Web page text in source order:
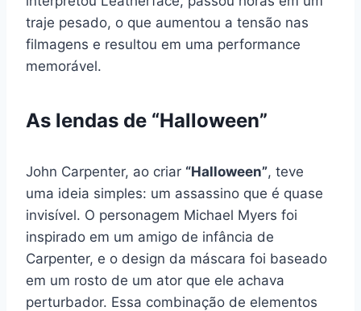
traje pesado, o que aumentou a tensão nas
filmagens e resultou em uma performance
memorável.
As lendas de “Halloween”
John Carpenter, ao criar “Halloween”, teve
uma ideia simples: um assassino que é quase
invisível. O personagem Michael Myers foi
inspirado em um amigo de infância de
Carpenter, e o design da máscara foi baseado
em um rosto de um ator que ele achava
perturbador. Essa combinação de elementos